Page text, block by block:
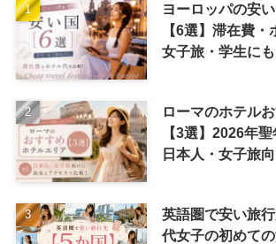
ヨーロッパの安
【6選】滞在費
女子旅・学生にも
ローマのホテル
【3選】2026年
日本人・女子旅
英語圏で安い旅
代女子の初めて